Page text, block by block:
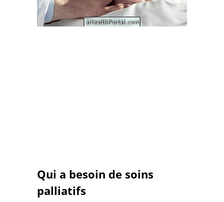
Qui a besoin de soins
palliatifs